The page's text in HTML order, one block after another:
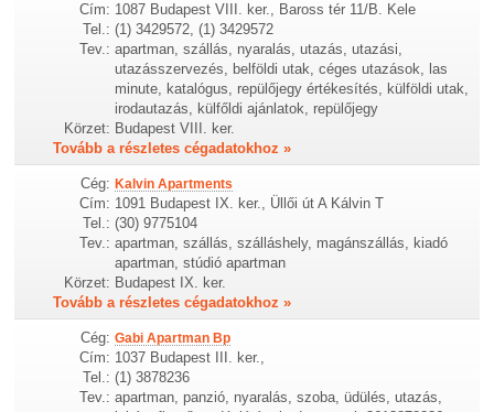
Cím: 1087 Budapest VIII. ker., Baross tér 11/B. Kele
Tel.: (1) 3429572, (1) 3429572
Tev.: apartman, szállás, nyaralás, utazás, utazási,
utazásszervezés, belföldi utak, céges utazások, las
minute, katalógus, repülőjegy értékesítés, külföldi utak,
irodautazás, külfőldi ajánlatok, repülőjegy
Körzet: Budapest VIII. ker.
Tovább a részletes cégadatokhoz »
Cég: Kalvin Apartments
Cím: 1091 Budapest IX. ker., Üllői út A Kálvin T
Tel.: (30) 9775104
Tev.: apartman, szállás, szálláshely, magánszállás, kiadó
apartman, stúdió apartman
Körzet: Budapest IX. ker.
Tovább a részletes cégadatokhoz »
Cég: Gabi Apartman Bp
Cím: 1037 Budapest III. ker.,
Tel.: (1) 3878236
Tev.: apartman, panzió, nyaralás, szoba, üdülés, utazás,